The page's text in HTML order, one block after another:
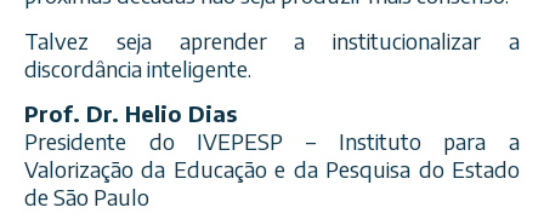
Talvez seja aprender a institucionalizar a
discordância inteligente.
Prof. Dr. Helio Dias
Presidente do IVEPESP – Instituto para a
Valorização da Educação e da Pesquisa do Estado
de São Paulo